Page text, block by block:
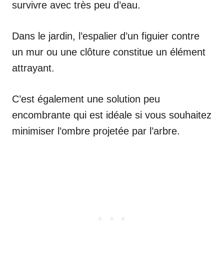
survivre avec très peu d’eau.
Dans le jardin, l’espalier d’un figuier contre
un mur ou une clôture constitue un élément
attrayant.
C’est également une solution peu
encombrante qui est idéale si vous souhaitez
minimiser l’ombre projetée par l’arbre.